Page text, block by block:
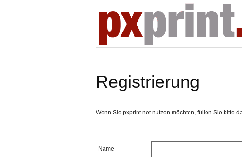
Registrierung
Wenn Sie pxprint.net nutzen möchten, füllen Sie bitte
Name